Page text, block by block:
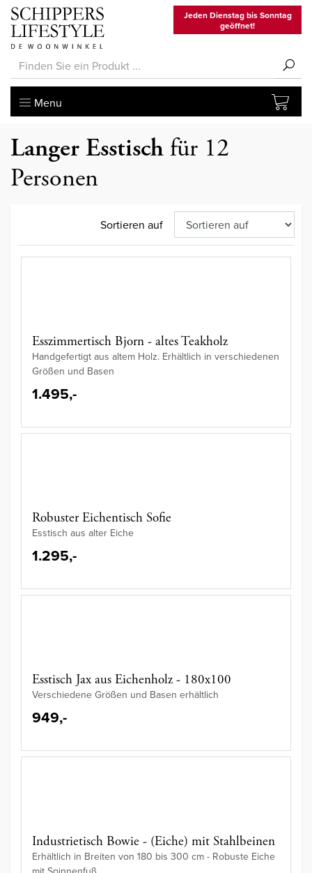
Jeden Dienstag bis Sonntag
geöffnet!
Menu
Langer Esstisch für 12
Personen
Sortieren auf
Esszimmertisch Bjorn - altes Teakholz
Handgefertigt aus altem Holz. Erhältlich in verschiedenen
Größen und Basen
1.495,-
Robuster Eichentisch Sofie
Esstisch aus alter Eiche
1.295,-
Esstisch Jax aus Eichenholz - 180x100
Verschiedene Größen und Basen erhältlich
949,-
Industrietisch Bowie - (Eiche) mit Stahlbeinen
Erhältlich in Breiten von 180 bis 300 cm - Robuste Eiche